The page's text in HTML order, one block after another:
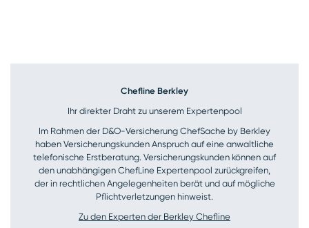
Chefline Berkley
Ihr direkter Draht zu unserem Expertenpool
Im Rahmen der D&O-Versicherung ChefSache by Berkley
haben Versicherungskunden Anspruch auf eine anwaltliche
telefonische Erstberatung. Versicherungskunden können auf
den unabhängigen ChefLine Expertenpool zurückgreifen,
der in rechtlichen Angelegenheiten berät und auf mögliche
Pflichtverletzungen hinweist.
Zu den Experten der Berkley Chefline